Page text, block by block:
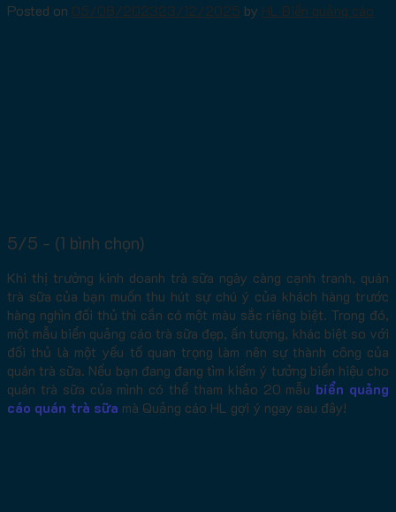
Posted on 05/08/202323/12/2025 by HL Biển quảng cáo
5/5 - (1 bình chọn)
Khi thị trường kinh doanh trà sữa ngày càng cạnh tranh, quán
trà sữa của bạn muốn thu hút sự chú ý của khách hàng trước
hàng nghìn đối thủ thì cần có một màu sắc riêng biệt. Trong đó,
một mẫu biển quảng cáo trà sữa đẹp, ấn tượng, khác biệt so với
đối thủ là một yếu tố quan trọng làm nên sự thành công của
quán trà sữa. Nếu bạn đang đang tìm kiếm ý tưởng biển hiệu cho
quán trà sữa của mình có thể tham khảo 20 mẫu biển quảng
cáo quán trà sữa mà Quảng cáo HL gợi ý ngay sau đây!